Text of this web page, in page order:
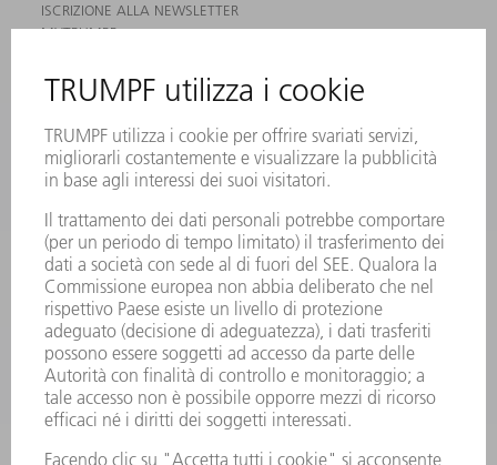
ISCRIZIONE ALLA NEWSLETTER
MYTRUMPF
PRODOTTI
MACCHINE & SISTEMI
ELETTRONICA DI POTENZA
MACCHINE UTENSILI ELETTRICHE
SMART FACTORY
SOFTWARE
SERVICES
APPLICAZIONI
SETTORI
L'AZIENDA
CARRIERA
OFFERTE DI LAVORO
PROFILO DELL'AZIENDA
PRESIDENZA
RELAZIONE DI BILANCIO
PRINCIPI AZIENDALI
COMPLIANCE